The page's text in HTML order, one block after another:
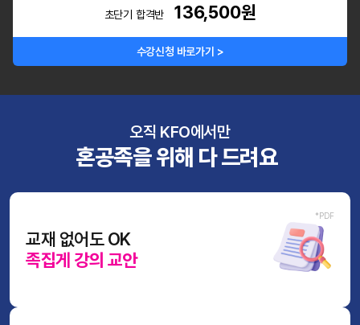
초단기 합격반 136,500원
수강신청 바로가기 >
오직 KFO에서만
혼공족을 위해 다 드려요
교재 없어도 OK
족집게 강의 교안